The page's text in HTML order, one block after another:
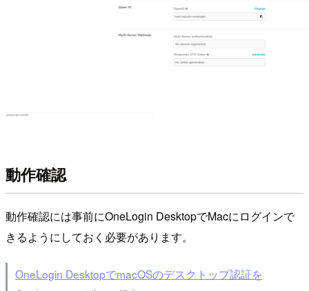
動作確認
動作確認には事前にOneLogin DesktopでMacにログインで
きるようにしておく必要があります。
OneLogin DesktopでmacOSのデスクトップ認証を